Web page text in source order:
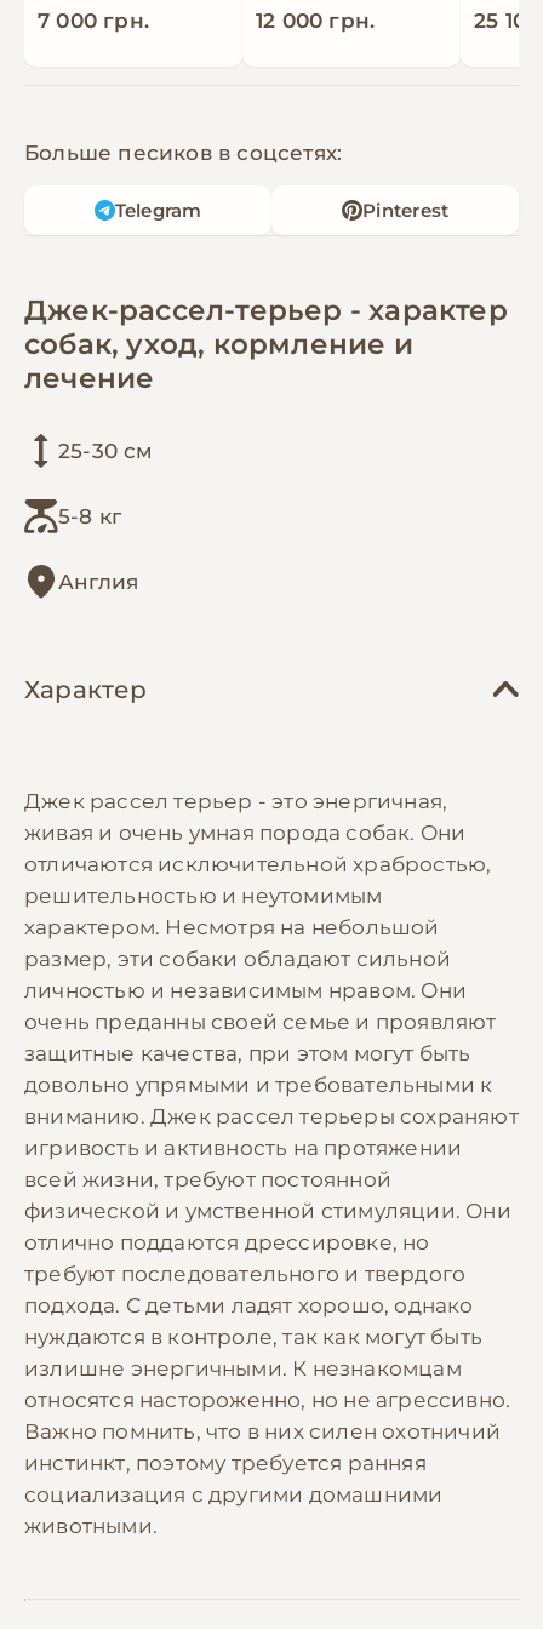
– юний чемпіон Македонії.
7 000 грн. 12 000 грн. 25
Больше песиков в соцсетях:
Telegram Pinterest
Джек-рассел-терьер - характер
собак, уход, кормление и
лечение
25-30 см
5-8 кг
Англия
Характер
Джек рассел терьер - это энергичная,
живая и очень умная порода собак. Они
отличаются исключительной храбростью,
решительностью и неутомимым
характером. Несмотря на небольшой
размер, эти собаки обладают сильной
личностью и независимым нравом. Они
очень преданны своей семье и проявляют
защитные качества, при этом могут быть
довольно упрямыми и требовательными к
вниманию. Джек рассел терьеры сохраняют
игривость и активность на протяжении
всей жизни, требуют постоянной
физической и умственной стимуляции. Они
отлично поддаются дрессировке, но
требуют последовательного и твердого
подхода. С детьми ладят хорошо, однако
нуждаются в контроле, так как могут быть
излишне энергичными. К незнакомцам
относятся настороженно, но не агрессивно.
Важно помнить, что в них силен охотничий
инстинкт, поэтому требуется ранняя
социализация с другими домашними
животными.